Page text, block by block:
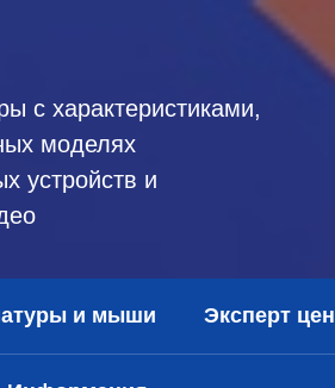
с характеристиками,
моделях
устройств и
и мыши Эксперт цен